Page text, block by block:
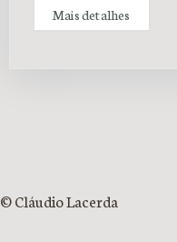
Mais detalhes
© Cláudio Lacerda